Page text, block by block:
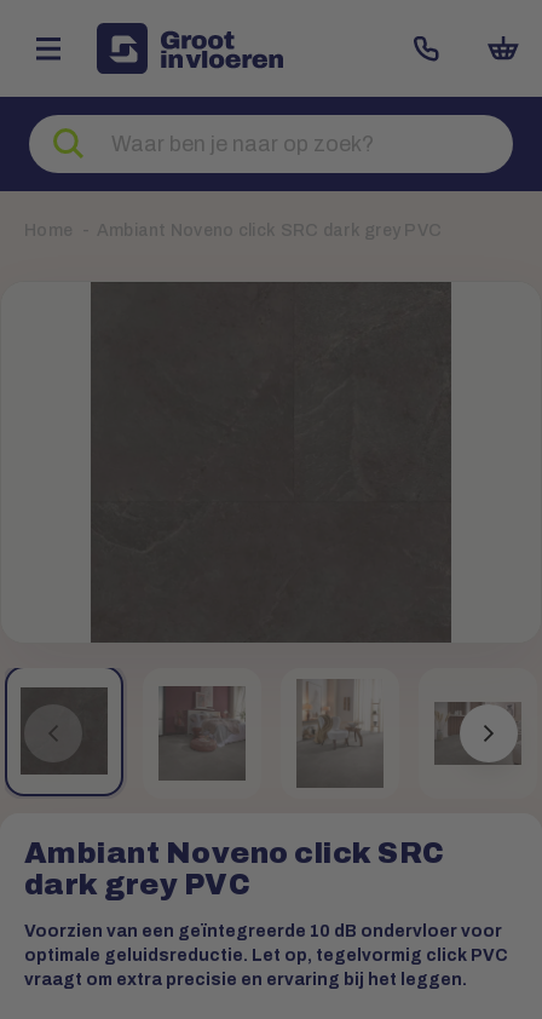
Zoeken
naar
producten
Home Ambiant Noveno click SRC dark grey PVC
Ambiant Noveno click SRC
dark grey PVC
Voorzien van een geïntegreerde 10 dB ondervloer voor
optimale geluidsreductie. Let op, tegelvormig click PVC
vraagt om extra precisie en ervaring bij het leggen.